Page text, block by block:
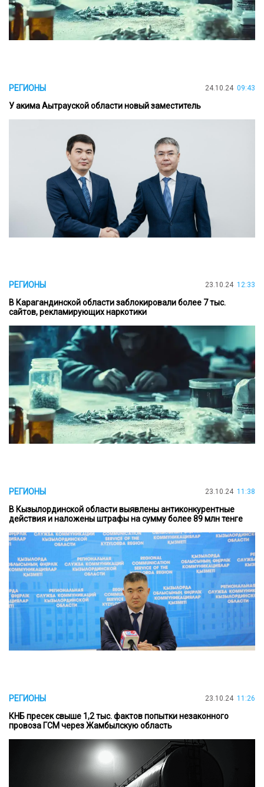
РЕГИОНЫ 24.10.24 09:43
У акима Аытрауской области новый заместитель
РЕГИОНЫ 23.10.24 12:33
В Карагандинской области заблокировали более 7 тыс.
сайтов, рекламирующих наркотики
РЕГИОНЫ 23.10.24 11:38
В Кызылординской области выявлены антиконкурентные
действия и наложены штрафы на сумму более 89 млн тенге
РЕГИОНЫ 23.10.24 11:26
КНБ пресек свыше 1,2 тыс. фактов попытки незаконного
провоза ГСМ через Жамбылскую область